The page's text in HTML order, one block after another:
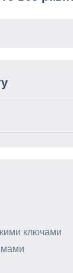
ключами